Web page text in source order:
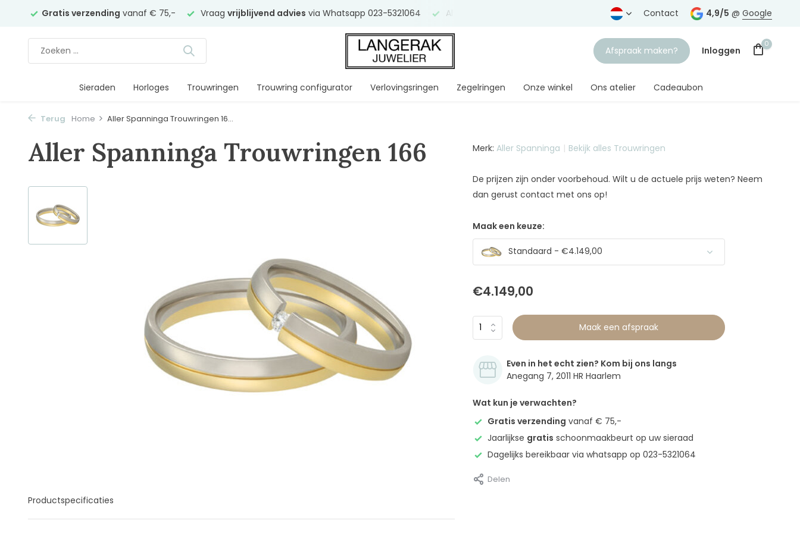
Gratis verzending vanaf € 75,- Vraag vrijblijvend advies via Whatsapp 023-5321064 Al Gratis verzending vanaf € 75,-
Contact 4,9/5 @ Google
Afspraak maken? Inloggen
0
Sieraden Horloges Trouwringen Trouwring configurator Verlovingsringen Zegelringen Onze winkel Ons atelier Cadeaubon
Terug Home Aller Spanninga Trouwringen 16...
Aller Spanninga Trouwringen 166
Productspecificaties
Merk: Aller Spanninga Bekijk alles Trouwringen
De prijzen zijn onder voorbehoud. Wilt u de actuele prijs weten? Neem
dan gerust contact met ons op!
Maak een keuze:
Standaard - €4.149,00
€4.149,00
Maak een afspraak
Even in het echt zien? Kom bij ons langs
Anegang 7, 2011 HR Haarlem
Wat kun je verwachten?
Gratis verzending vanaf € 75,-
Jaarlijkse gratis schoonmaakbeurt op uw sieraad
Dagelijks bereikbaar via whatsapp op 023-5321064
Delen